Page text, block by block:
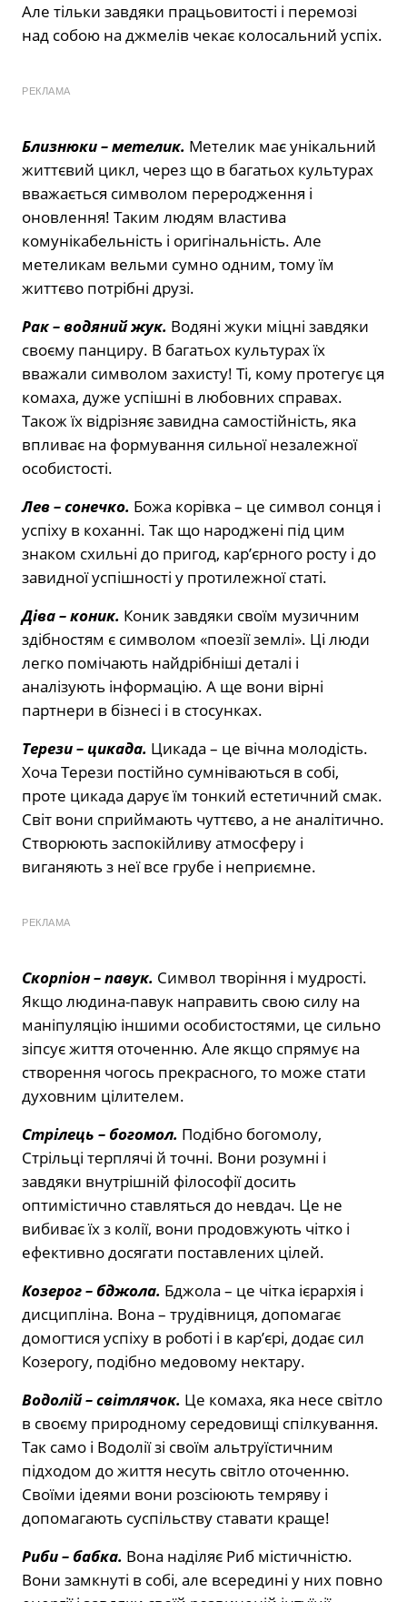
Але тільки завдяки працьовитості і перемозі
над собою на джмелів чекає колосальний успіх.
РЕКЛАМА
Близнюки –метелик. Метелик має унікальний
життєвий цикл, через що в багатьох культурах
вважається символом переродження і
оновлення! Таким людям властива
комунікабельність і оригінальність. Але
метеликам вельми сумно одним, тому їм
життєво потрібні друзі.
Рак –водяний жук. Водяні жуки міцні завдяки
своєму панциру. В багатьох культурах їх
вважали символом захисту! Ті, кому протегує ця
комаха, дуже успішні в любовних справах.
Також їх відрізняє завидна самостійність, яка
впливає на формування сильної незалежної
особистості.
Лев –сонечко. Божа корівка – це символ сонця і
успіху в коханні. Так що народжені під цим
знаком схильні до пригод, кар’єрного росту і до
завидної успішності у протилежної статі.
Діва –коник. Коник завдяки своїм музичним
здібностям є символом «поезії землі». Ці люди
легко помічають найдрібніші деталі і
аналізують інформацію. А ще вони вірні
партнери в бізнесі і в стосунках.
Терези –цикада. Цикада – це вічна молодість.
Хоча Терези постійно сумніваються в собі,
проте цикада дарує їм тонкий естетичний смак.
Світ вони сприймають чуттєво, а не аналітично.
Створюють заспокійливу атмосферу і
виганяють з неї все грубе і неприємне.
РЕКЛАМА
Скорпіон –павук. Символ творіння і мудрості.
Якщо людина-павук направить свою силу на
маніпуляцію іншими особистостями, це сильно
зіпсує життя оточенню. Але якщо спрямує на
створення чогось прекрасного, то може стати
духовним цілителем.
Стрілець – богомол. Подібно богомолу,
Стрільці терплячі й точні. Вони розумні і
завдяки внутрішній філософії досить
оптимістично ставляться до невдач. Це не
вибиває їх з колії, вони продовжують чітко і
ефективно досягати поставлених цілей.
Козерог – бджола. Бджола – це чітка ієрархія і
дисципліна. Вона – трудівниця, допомагає
домогтися успіху в роботі і в кар’єрі, додає сил
Козерогу, подібно медовому нектару.
Водолій –світлячок. Це комаха, яка несе світло
в своєму природному середовищі спілкування.
Так само і Водолії зі своїм альтруїстичним
підходом до життя несуть світло оточенню.
Своїми ідеями вони розсіюють темряву і
допомагають суспільству ставати краще!
Риби – бабка. Вона наділяє Риб містичністю.
Вони замкнуті в собі, але всередині у них повно